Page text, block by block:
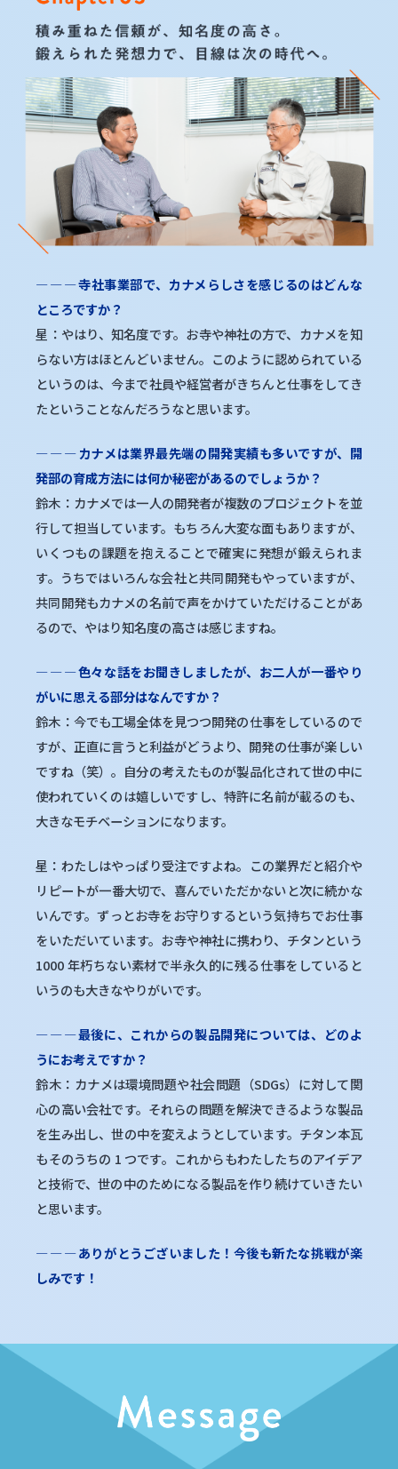
―――寺社事業部で、カナメらしさを感じるのはどんな
ところですか？
星：やはり、知名度です。お寺や神社の方で、カナメを知
らない方はほとんどいません。このように認められている
というのは、今まで社員や経営者がきちんと仕事をしてき
たということなんだろうなと思います。
―――カナメは業界最先端の開発実績も多いですが、開
発部の育成方法には何か秘密があるのでしょうか？
鈴木：カナメでは一人の開発者が複数のプロジェクトを並
行して担当しています。もちろん大変な面もありますが、
いくつもの課題を抱えることで確実に発想が鍛えられま
す。うちではいろんな会社と共同開発もやっていますが、
共同開発もカナメの名前で声をかけていただけることがあ
るので、やはり知名度の高さは感じますね。
―――色々な話をお聞きしましたが、お二人が一番やり
がいに思える部分はなんですか？
鈴木：今でも工場全体を見つつ開発の仕事をしているので
すが、正直に言うと利益がどうより、開発の仕事が楽しい
ですね（笑）。自分の考えたものが製品化されて世の中に
使われていくのは嬉しいですし、特許に名前が載るのも、
大きなモチベーションになります。
星：わたしはやっぱり受注ですよね。この業界だと紹介や
リピートが一番大切で、喜んでいただかないと次に続かな
いんです。ずっとお寺をお守りするという気持ちでお仕事
をいただいています。お寺や神社に携わり、チタンという
1000 年朽ちない素材で半永久的に残る仕事をしていると
いうのも大きなやりがいです。
―――最後に、これからの製品開発については、どのよ
うにお考えですか？
鈴木：カナメは環境問題や社会問題（SDGs）に対して関
心の高い会社です。それらの問題を解決できるような製品
を生み出し、世の中を変えようとしています。チタン本瓦
もそのうちの 1 つです。これからもわたしたちのアイデア
と技術で、世の中のためになる製品を作り続けていきたい
と思います。
―――ありがとうございました！今後も新たな挑戦が楽
しみです！